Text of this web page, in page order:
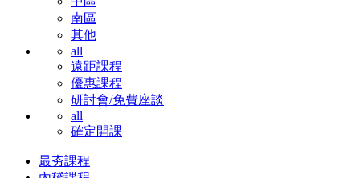
南區
其他
all
遠距課程
優惠課程
研討會/免費座談
all
確定開課
最夯課程